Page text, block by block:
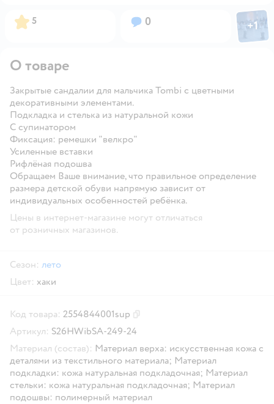
Рейтинг:
5 Вопросов:
0 Фото
+1
О товаре
Закрытые сандалии для мальчика Tombi с цветными
декоративными элементами.
Подкладка и стелька из натуральной кожи
С супинатором
Фиксация: ремешки "велкро"
Усиленные вставки
Рифлёная подошва
Обращаем Ваше внимание, что правильное определение
размера детской обуви напрямую зависит от
индивидуальных особенностей ребёнка.
Цены в интернет-магазине могут отличаться
от розничных магазинов.
Сезон: лето
Цвет: хаки
Код товара: 2554844001sup
Артикул: S26HWibSA-249-24
Материал (состав): Материал верха: искусственная кожа с
деталями из текстильного материала; Материал
подкладки: кожа натуральная подкладочная; Материал
стельки: кожа натуральная подкладочная; Материал
подошвы: полимерный материал